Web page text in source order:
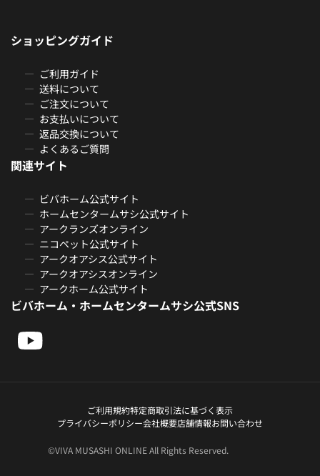
ショッピングガイド
ご利用ガイド
送料について
ご注文について
お支払いについて
返品交換について
よくあるご質問
関連サイト
ビバホーム公式サイト
ホームセンタームサシ公式サイト
アークランズオンライン
ニコペット公式サイト
アークオアシス公式サイト
アークオアシスオンライン
アークホーム公式サイト
ビバホーム・ホームセンタームサシ公式SNS
ご利用規約特定商取引法に基づく表示
プライバシーポリシー会社概要店舗情報お問い合わせ
©VIVA MUSASHI ONLINE All Rights Reserved.